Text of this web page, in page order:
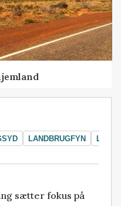
LANDBRUGFYN
sætter fokus på